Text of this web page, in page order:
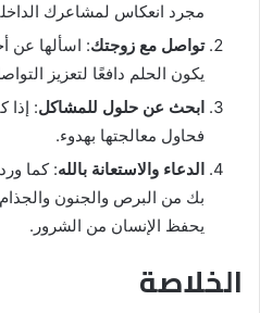
مجرد انعكاس لمشاعرك
تواصل مع زوجتك: اسألها عن
يكون الحلم دافعًا لتعزيز
ابحث عن حلول للمشاكل: إذا
فحاول معالجتها بهدوء.
الدعاء والاستعانة بالله: كما
بك من البرص والجنون
يحفظ الإنسان من الشرور.
الخلاصة